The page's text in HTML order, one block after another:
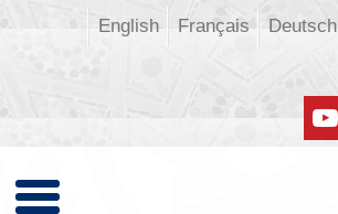
Deutsch
Français
English